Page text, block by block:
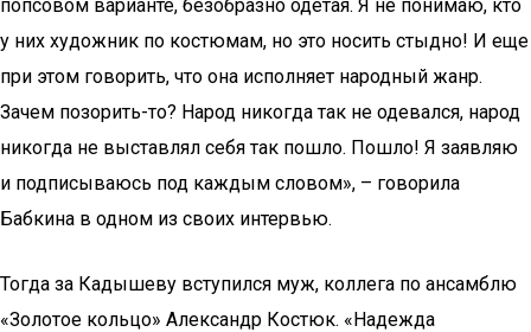
попсовом варианте, безобразно одетая. Я не понимаю, кто
у них художник по костюмам, но это носить стыдно! И еще
при этом говорить, что она исполняет народный жанр.
Зачем позорить-то? Народ никогда так не одевался, народ
никогда не выставлял себя так пошло. Пошло! Я заявляю
и подписываюсь под каждым словом», – говорила
Бабкина в одном из своих интервью.
Тогда за Кадышеву вступился муж, коллега по ансамблю
«Золотое кольцо» Александр Костюк. «Надежда